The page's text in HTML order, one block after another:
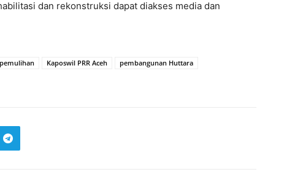
dan rekonstruksi dapat diakses media dan
Kaposwil PRR Aceh
pembangunan Huttara